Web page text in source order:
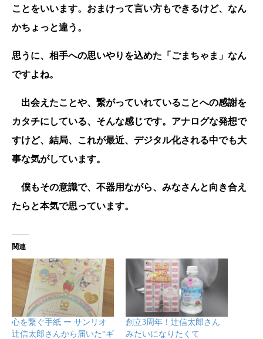
ことをいいます。おまけって言い方もできるけど、なん
かちょっと違う。
思うに、相手への思いやりを込めた「ごまちゃま」なん
ですよね。
出会えたことや、繋がっていれていることへの感謝を
カタチにしている、そんな感じです。アナログな発想で
すけど、結局、これが最近、デジタル化される中でも大
事な気がしています。
僕もその意識で、不器用ながら、みなさんと向き合え
たらと本気で思っています。
関連
心を繋ぐ手紙 ー サンリオ
辻信太郎さんから届いた“ギ
創立3周年！辻信太郎さん
みたいになりたくて